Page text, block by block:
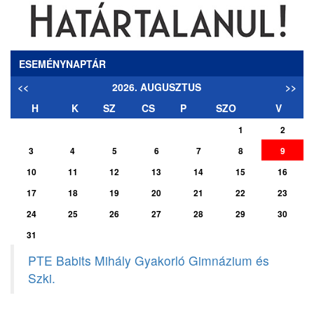
ESEMÉNYNAPTÁR
<<
2026. AUGUSZTUS
>>
H
K SZ CS P SZO V
1
2
3
4 5 6 7 8
9
10
11 12 13 14 15
16
17
18 19 20 21 22
23
24
25 26 27 28 29
30
31
PTE Babits Mihály Gyakorló Gimnázium és
Szki.